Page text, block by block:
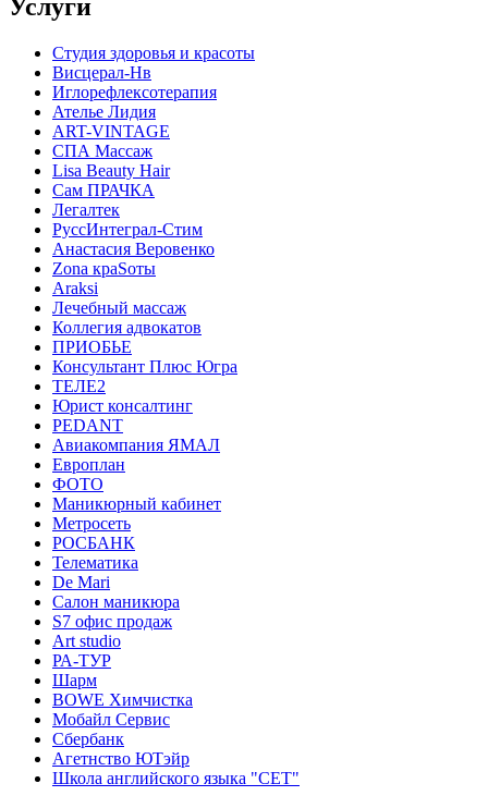
Услуги
Студия здоровья и красоты
Висцерал-Нв
Иглорефлексотерапия
Ателье Лидия
ART-VINTAGE
СПА Массаж
Lisa Beauty Hair
Сам ПРАЧКА
Легалтек
РуссИнтеграл-Стим
Анастасия Веровенко
Zona краSoты
Araksi
Лечебный массаж
Коллегия адвокатов
ПРИОБЬЕ
Консультант Плюс Югра
ТЕЛЕ2
Юрист консалтинг
PEDANT
Авиакомпания ЯМАЛ
Европлан
ФОТО
Маникюрный кабинет
Метросеть
РОСБАНК
Телематика
De Mari
Салон маникюра
S7 офис продаж
Art studio
РА-ТУР
Шарм
BOWE Химчистка
Мобайл Сервис
Сбербанк
Агетнство ЮТэйр
Школа английского языка "СЕТ"